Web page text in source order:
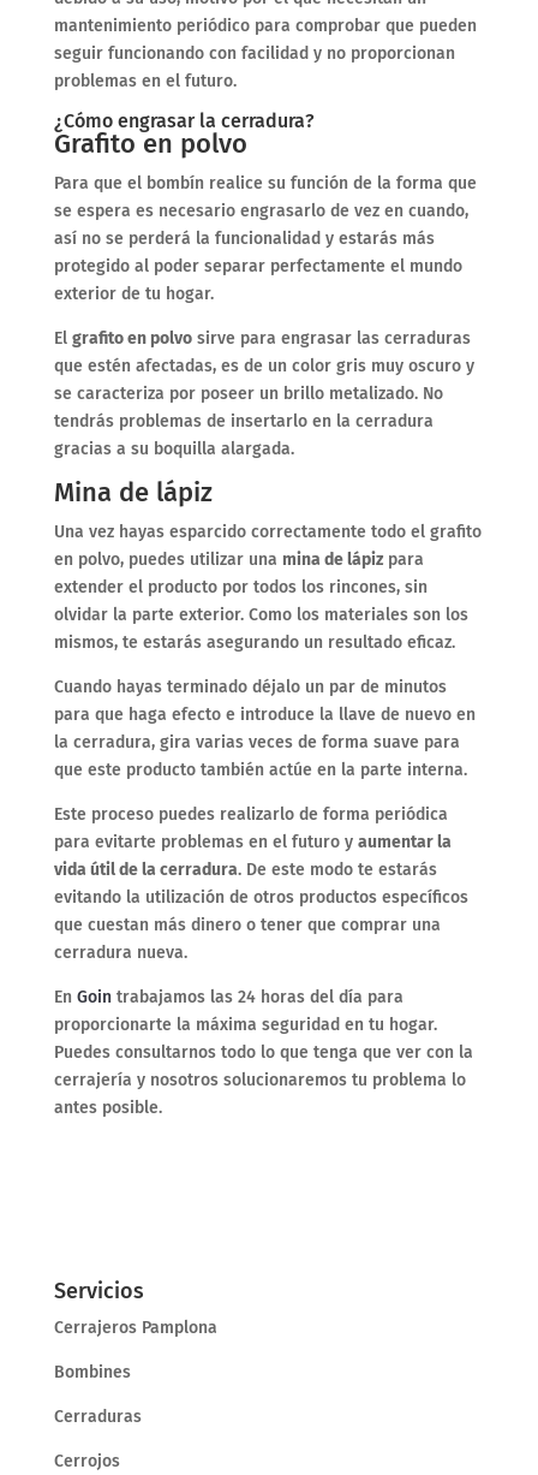
mantenimiento periódico para comprobar que pueden
seguir funcionando con facilidad y no proporcionan
problemas en el futuro.
¿Cómo engrasar la cerradura?
Grafito en polvo
Para que el bombín realice su función de la forma que
se espera es necesario engrasarlo de vez en cuando,
así no se perderá la funcionalidad y estarás más
protegido al poder separar perfectamente el mundo
exterior de tu hogar.
El grafito en polvosirve para engrasar las cerraduras
que estén afectadas, es de un color gris muy oscuro y
se caracteriza por poseer un brillo metalizado. No
tendrás problemas de insertarlo en la cerradura
gracias a su boquilla alargada.
Mina de lápiz
Una vez hayas esparcido correctamente todo el grafito
en polvo, puedes utilizar una mina de lápizpara
extender el producto por todos los rincones, sin
olvidar la parte exterior. Como los materiales son los
mismos, te estarás asegurando un resultado eficaz.
Cuando hayas terminado déjalo un par de minutos
para que haga efecto e introduce la llave de nuevo en
la cerradura, gira varias veces de forma suave para
que este producto también actúe en la parte interna.
Este proceso puedes realizarlo de forma periódica
para evitarte problemas en el futuro y aumentar la
vida útil de la cerradura. De este modo te estarás
evitando la utilización de otros productos específicos
que cuestan más dinero o tener que comprar una
cerradura nueva.
En Gointrabajamos las 24 horas del día para
proporcionarte la máxima seguridad en tu hogar.
Puedes consultarnos todo lo que tenga que ver con la
cerrajería y nosotros solucionaremos tu problema lo
antes posible.
Servicios
Cerrajeros Pamplona
Bombines
Cerraduras
Cerrojos